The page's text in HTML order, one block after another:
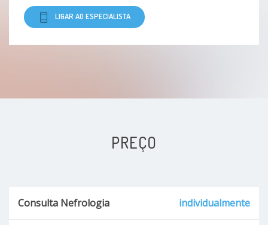
LIGAR AO ESPECIALISTA
PREÇO
Consulta Nefrologia individualmente